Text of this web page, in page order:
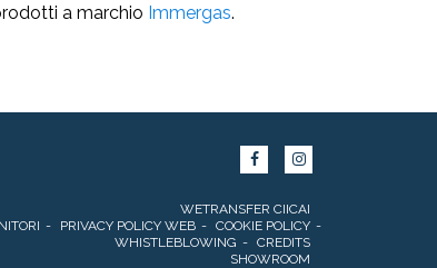
a marchio Immergas.
WETRANSFER CIICAI
PRIVACY POLICY WEB
COOKIE POLICY
WHISTLEBLOWING
CREDITS
SHOWROOM